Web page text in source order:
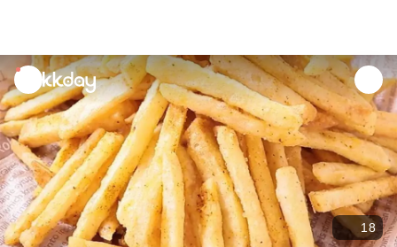
unread
notifications
18